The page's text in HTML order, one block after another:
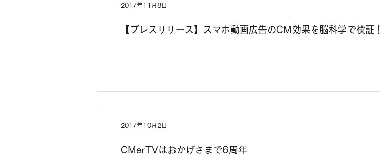
【プレスリリース】スマホ動画広告のCM効果を脳科学で検証！
2017年11月8日
CMerTVはおかげさまで6周年
2017年10月2日